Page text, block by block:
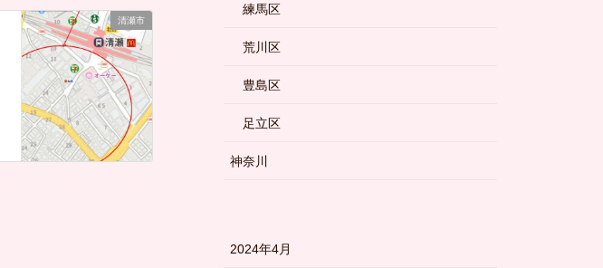
清瀬市
練馬区
荒川区
豊島区
足立区
神奈川
2024年4月